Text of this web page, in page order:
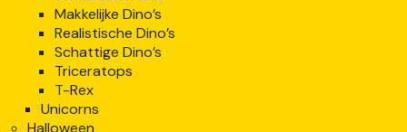
Makkelijke Dino’s
Realistische Dino’s
Schattige Dino’s
Triceratops
T-Rex
Unicorns
Halloween